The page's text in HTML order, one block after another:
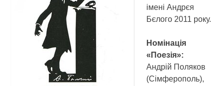
імені Андрєя
Бєлого 2011 року.
Номінація
«Поезія»:
Андрій Поляков
(Сімферополь),